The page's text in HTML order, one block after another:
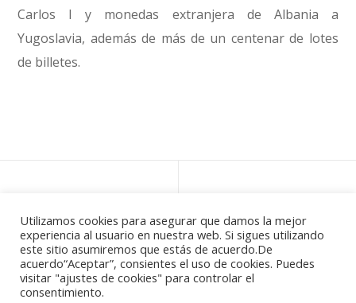
Carlos I y monedas extranjera de Albania a
Yugoslavia, además de más de un centenar de lotes
de billetes.
Utilizamos cookies para asegurar que damos la mejor
experiencia al usuario en nuestra web. Si sigues utilizando
este sitio asumiremos que estás de acuerdo.De
acuerdo“Aceptar”, consientes el uso de cookies. Puedes
visitar "ajustes de cookies" para controlar el
consentimiento.